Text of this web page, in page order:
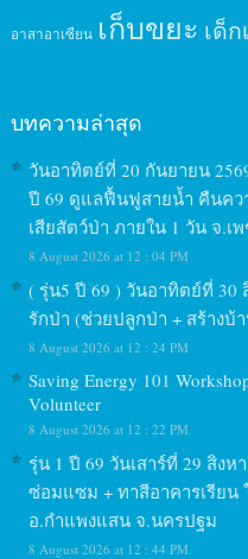
อาสาอาเซียน เก็บขยะ เด็
บทความล่าสุด
วันอาทิตย์ที่ 20 กันยายน
ปี 69 ดูแลฟื้นฟูสายน้ำ คืนค
เสียสัตว์ป่า ภายใน 1 วัน จ.เ
8 August 2026 at 12 : 04 PM
( รุ่น5 ปี 69 ) วันอาทิตย์ที่ 30
รักป่า (ช่วยปลูกป่า + สร้าง
8 August 2026 at 12 : 24 PM
Saving Energy 101
Volunteer
8 August 2026 at 12 : 22 PM
รุ่น 1 ปี 69 วันเสาร์ที่ 29 สิง
ซ่อมแซม + ทาสีอาคารเรียน
อ.กำแพงแสน จ.นครปฐม
8 August 2026 at 12 : 44 PM